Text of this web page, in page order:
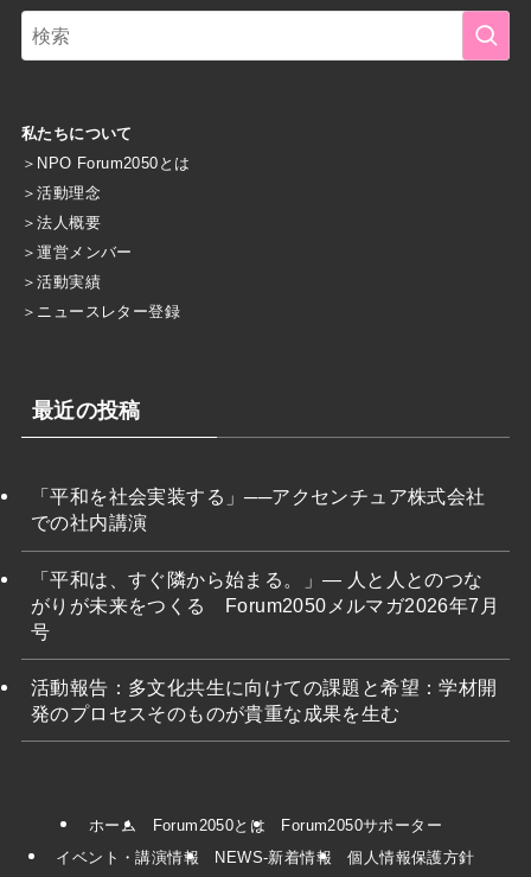
私たちについて
＞ NPO Forum2050とは
＞活動理念
＞法人概要
＞運営メンバー
＞活動実績
＞ ニュースレター登録
最近の投稿
「平和を社会実装する」──アクセンチュア株式会社
での社内講演
「平和は、すぐ隣から始まる。」― 人と人とのつな
がりが未来をつくる Forum2050メルマガ2026年7月
号
活動報告：多文化共生に向けての課題と希望：学材開
発のプロセスそのものが貴重な成果を生む
ホーム Forum2050とは
Forum2050サポーター
イベント・講演情報
NEWS-新着情報 個人情報保護方針